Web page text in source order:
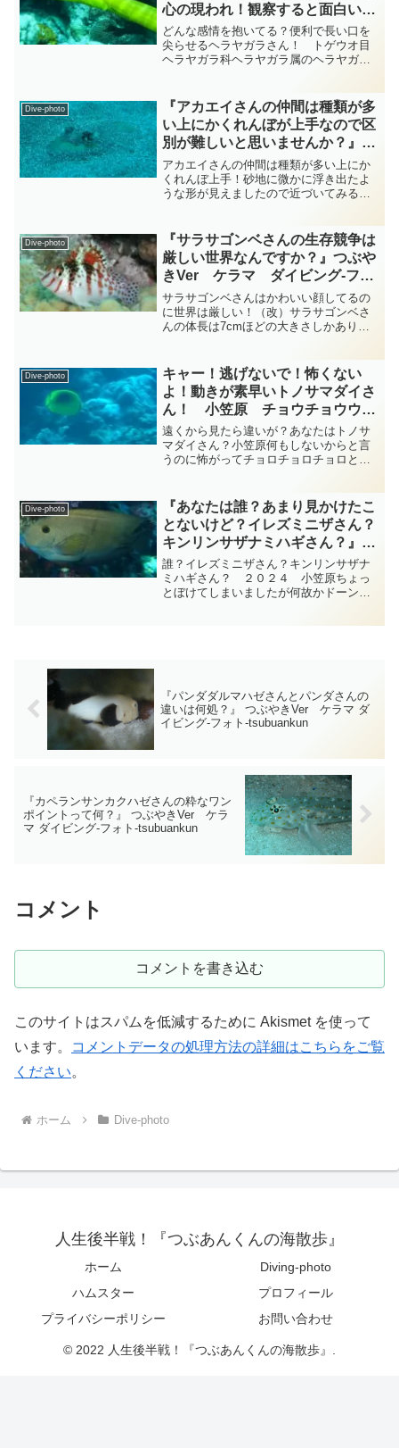
心の現われ！観察すると面白いヘ
ラヤガラさん！ 『ヘラヤガラの
仲間』 総集編 diving-photo‐
tsubuankun
どんな感情を抱いてる？便利で長い口を
尖らせるヘラヤガラさん！ トゲウオ目
ヘラヤガラ科ヘラヤガラ属のヘラヤガラ
んてよっぽど言いたい文句があるんでし
ょうね？・・・ちなみに口...
Dive-photo
『アカエイさんの仲間は種類が多
い上にかくれんぼが上手なので区
別が難しいと思いませんか？』小
笠原諸島 ダイビング‐フォト‐
tsubuankun
アカエイさんの仲間は種類が多い上にか
くれんぼ上手！砂地に微かに浮き出たよ
うな形が見えましたので近づいてみると
た・・・上手に砂の中に隠れていますが
アカエイさんはトビエイ目...
Dive-photo
『サラサゴンベさんの生存競争は
厳しい世界なんですか？』つぶや
きVer ケラマ ダイビング‐フォ
ト‐tsubuankun
サラサゴンベさんはかわいい顔してるの
に世界は厳しい！（改）サラサゴンベさ
んの体長は7cmほどの大きさしかありま
ね・・・背びれの棘の先には数本の短い
糸状の突起がありますがこの...
Dive-photo
キャー！逃げないで！怖くない
よ！動きが素早いトノサマダイさ
ん！ 小笠原 チョウチョウウオ
科 diving-photo‐tsubuankun
遠くから見たら違いが？あなたはトノサ
マダイさん？小笠原何もしないからと言
うのに怖がってチョロチョロチョロと逃
ズキ目チョウチョウウオ科チョウチョウ
ウオ属のトノサマダイさん...
Dive-photo
『あなたは誰？あまり見かけたこ
とないけど？イレズミニザさん？
キンリンサザナミハギさん？』つ
ぶやきVer 小笠原 diving-
photo‐tsubuankun
誰？イレズミニザさん？キンリンサザナ
ミハギさん？ ２０２４ 小笠原ちょっ
とぼけてしまいましたが何故かドーンと
『パンダダルマハゼさんとパンダさんの
違いは何処？』 つぶやきVer ケラマ ダ
イビング‐フォト‐tsubuankun
『カペランサンカクハゼさんの粋なワン
ポイントって何？』 つぶやきVer ケラ
マ ダイビング‐フォト‐tsubuankun
コメント
コメントを書き込む
このサイトはスパムを低減するために Akismet を使って
います。
コメントデータの処理方法の詳細はこちらをご覧
ください。
ホーム Dive-photo
人生後半戦！『つぶあんくんの海散歩』
ホーム
Diving-photo
ハムスター
プロフィール
プライバシーポリシー
お問い合わせ
© 2022 人生後半戦！『つぶあんくんの海散歩』.